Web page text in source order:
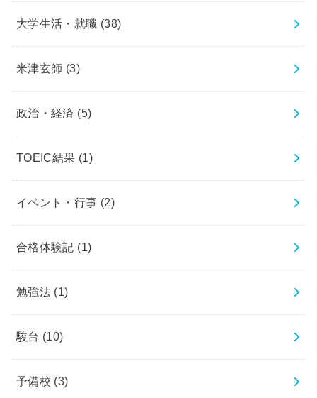
大学生活・就職 (38)
米津玄師 (3)
政治・経済 (5)
TOEIC結果 (1)
イベント・行事 (2)
合格体験記 (1)
勉強法 (1)
駿台 (10)
予備校 (3)